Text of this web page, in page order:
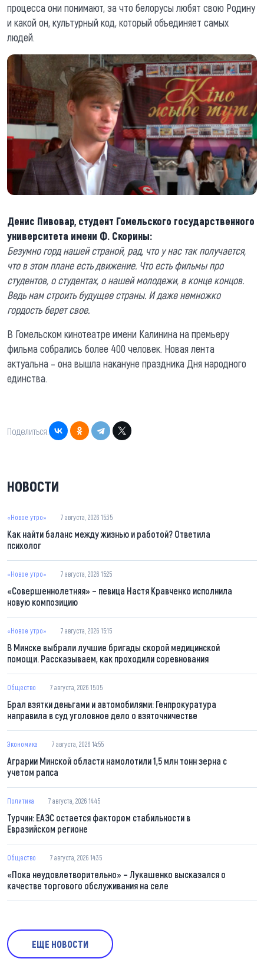
процесса они понимают, за что белорусы любят свою Родину
и какой он, культурный код, который объединяет самых
людей.
Денис Пивовар, студент Гомельского государственного
университета имени Ф. Скорины:
Безумно горд нашей страной, рад, что у нас так получается,
что в этом плане есть движение. Что есть фильмы про
студентов, о студентах, о нашей молодежи, в конце концов.
Ведь нам строить будущее страны. И даже немножко
гордость берет свое.
В Гомельском кинотеатре имени Калинина на премьеру
фильма собрались более 400 человек. Новая лента
актуальна – она вышла накануне праздника Дня народного
единства.
Поделиться:
НОВОСТИ
«Новое утро» 7 августа, 2026 15:35
Как найти баланс между жизнью и работой? Ответила
психолог
«Новое утро» 7 августа, 2026 15:25
«Совершеннолетняя» – певица Настя Кравченко исполнила
новую композицию
«Новое утро» 7 августа, 2026 15:15
В Минске выбрали лучшие бригады скорой медицинской
помощи. Рассказываем, как проходили соревнования
Общество 7 августа, 2026 15:05
Брал взятки деньгами и автомобилями: Генпрокуратура
направила в суд уголовное дело о взяточничестве
Экономика 7 августа, 2026 14:55
Аграрии Минской области намолотили 1,5 млн тонн зерна с
учетом рапса
Политика 7 августа, 2026 14:45
Турчин: ЕАЭС остается фактором стабильности в
Евразийском регионе
Общество 7 августа, 2026 14:35
«Пока неудовлетворительно» – Лукашенко высказался о
качестве торгового обслуживания на селе
ЕЩЕ НОВОСТИ